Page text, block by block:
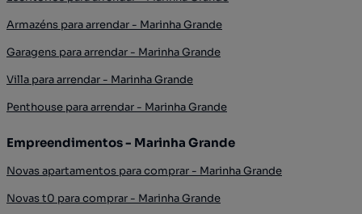
Armazéns para arrendar - Marinha Grande
Garagens para arrendar - Marinha Grande
Villa para arrendar - Marinha Grande
Penthouse para arrendar - Marinha Grande
Empreendimentos - Marinha Grande
Novas apartamentos para comprar - Marinha Grande
Novas t0 para comprar - Marinha Grande